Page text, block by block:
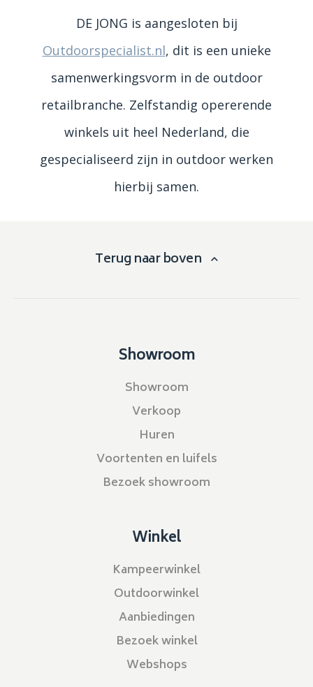
DE JONG is aangesloten bij
Outdoorspecialist.nl, dit is een unieke
samenwerkingsvorm in de outdoor
retailbranche. Zelfstandig opererende
winkels uit heel Nederland, die
gespecialiseerd zijn in outdoor werken
hierbij samen.
Terug naar boven
Showroom
Showroom
Verkoop
Huren
Voortenten en luifels
Bezoek showroom
Winkel
Kampeerwinkel
Outdoorwinkel
Aanbiedingen
Bezoek winkel
Webshops